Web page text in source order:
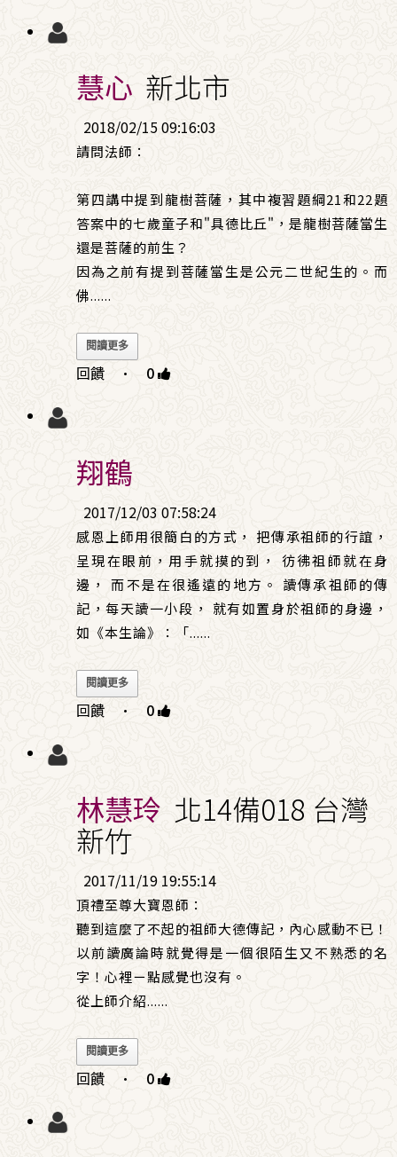
慧心 新北市
2018/02/15 09:16:03
請問法師：
第四講中提到龍樹菩薩，其中複習題綱21和22題
答案中的七歲童子和"具德比丘"，是龍樹菩薩當生
還是菩薩的前生？
因為之前有提到菩薩當生是公元二世紀生的。而
佛......
閱讀更多
回饋 · 0
翔鶴
2017/12/03 07:58:24
感恩上師用很簡白的方式， 把傳承祖師的行誼，
呈現在眼前，用手就摸的到， 彷彿祖師就在身
邊， 而不是在很遙遠的地方。 讀傳承祖師的傳
記，每天讀一小段， 就有如置身於祖師的身邊，
如《本生論》：「......
閱讀更多
回饋 · 0
林慧玲 北14備018 台灣
新竹
2017/11/19 19:55:14
頂禮至尊大寶恩師：
聽到這麼了不起的祖師大德傳記，內心感動不已！
以前讀廣論時就覺得是一個很陌生又不熟悉的名
字！心裡ㄧ點感覺也沒有。
從上師介紹......
閱讀更多
回饋 · 0